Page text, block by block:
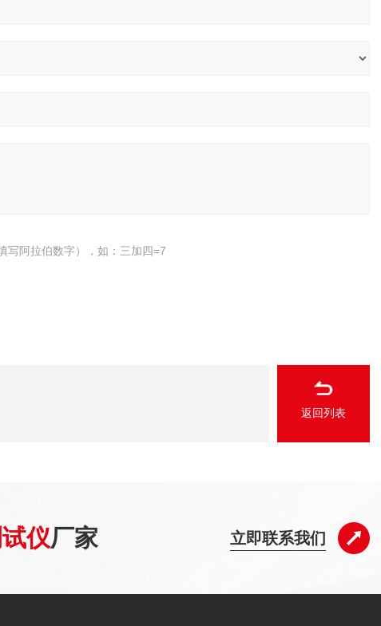
写阿拉伯数字），如：三加四=7
返回列表
仪厂家 立即联系我们